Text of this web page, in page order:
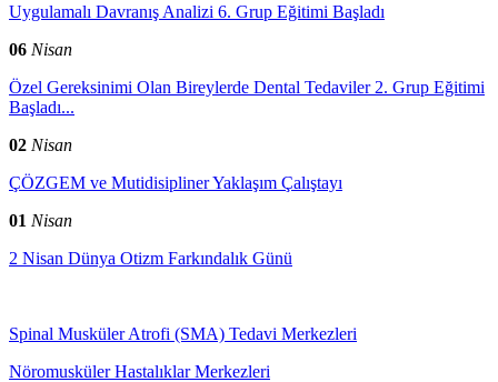
Uygulamalı Davranış Analizi 6. Grup Eğitimi Başladı
06 Nisan
Özel Gereksinimi Olan Bireylerde Dental Tedaviler 2. Grup Eğitimi
Başladı...
02 Nisan
ÇÖZGEM ve Mutidisipliner Yaklaşım Çalıştayı
01 Nisan
2 Nisan Dünya Otizm Farkındalık Günü
Spinal Musküler Atrofi (SMA) Tedavi Merkezleri
Nöromusküler Hastalıklar Merkezleri